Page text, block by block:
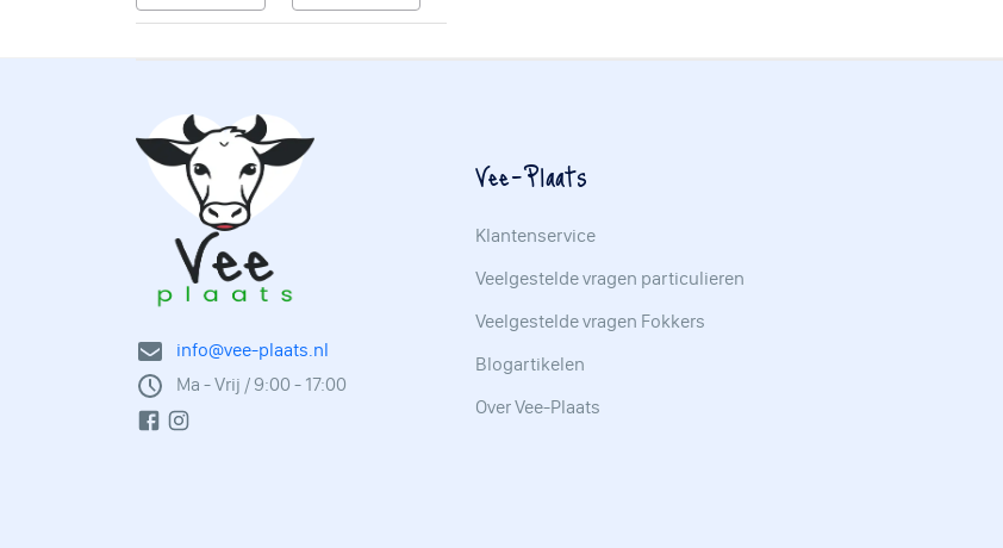
info@vee-plaats.nl
Ma - Vrij / 9:00 - 17:00
Vee-Plaats
Klantenservice
Veelgestelde vragen particulieren
Veelgestelde vragen Fokkers
Blogartikelen
Over Vee-Plaats